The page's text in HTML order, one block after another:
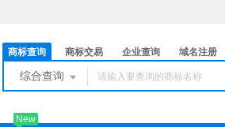
商标查询 商标交易 企业查询 域名注册
综合查询
New